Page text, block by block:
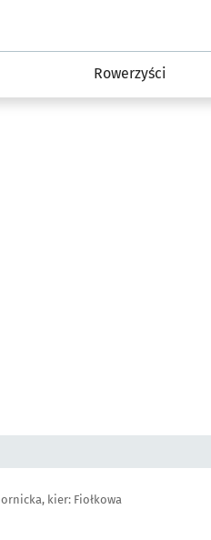
Rowerzyści
kier: Fiołkowa